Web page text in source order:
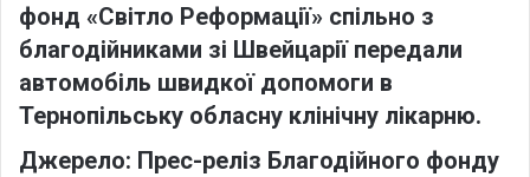
фонд «Світло Реформації» спільно з
благодійниками зі Швейцарії передали
автомобіль швидкої допомоги в
Тернопільську обласну клінічну лікарню.
Джерело: Прес-реліз Благодійного фонду